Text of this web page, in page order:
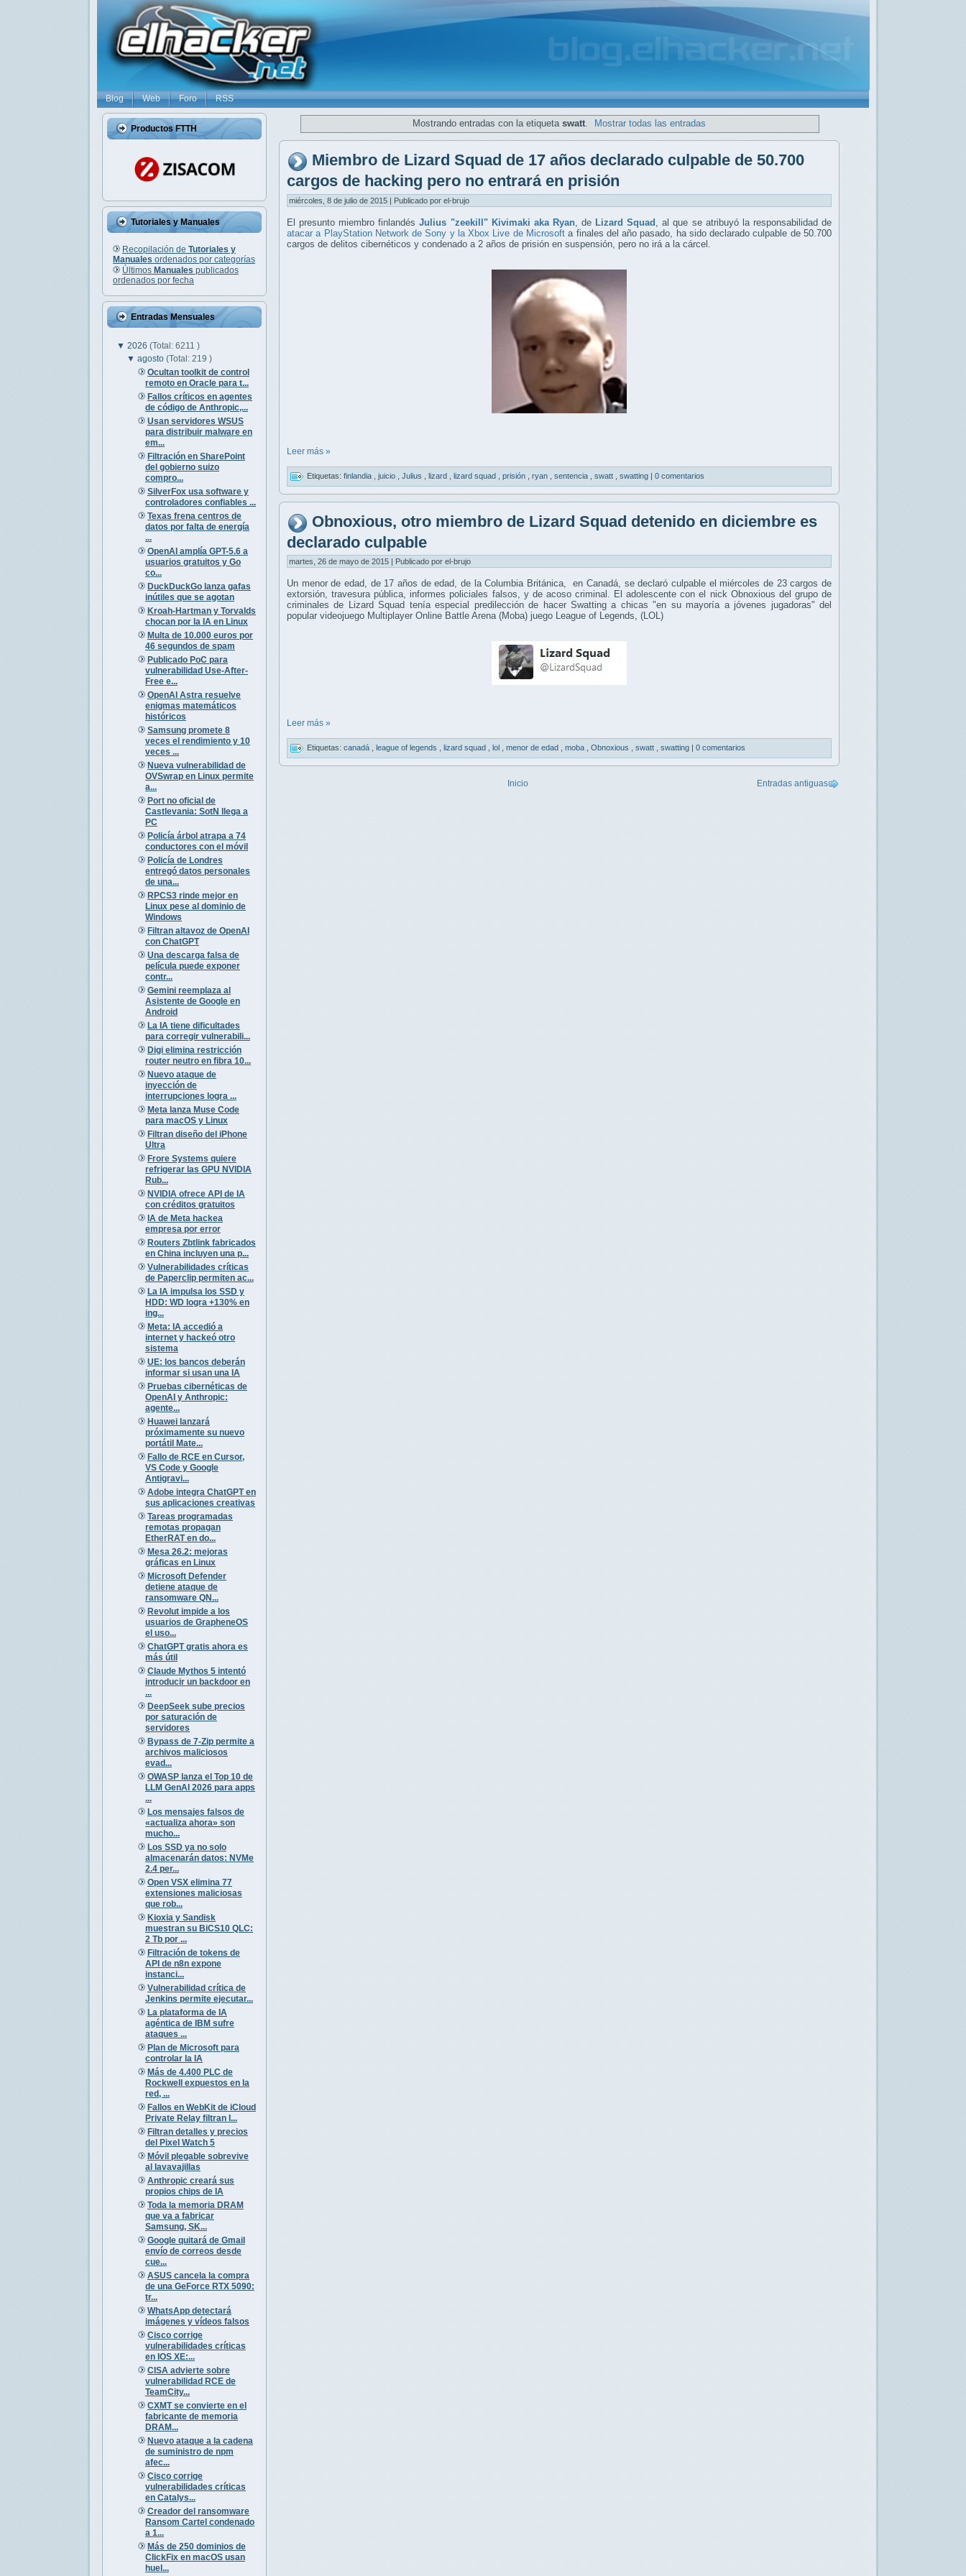
Blog Web Foro RSS
Productos FTTH
Tutoriales y Manuales
Recopilación de Tutoriales y
Manuales ordenados por categorías
Últimos Manuales publicados
ordenados por fecha
Entradas Mensuales
▼ 2026 (Total: 6211 )
▼agosto(Total: 219 )
Ocultan toolkit de control
remoto en Oracle para t...
Fallos críticos en agentes
de código de Anthropic,...
Usan servidores WSUS
para distribuir malware en
em...
Filtración en SharePoint
del gobierno suizo
compro...
SilverFox usa software y
controladores confiables ...
Texas frena centros de
datos por falta de energía
...
OpenAI amplía GPT-5.6 a
usuarios gratuitos y Go
co...
DuckDuckGo lanza gafas
inútiles que se agotan
Kroah-Hartman y Torvalds
chocan por la IA en Linux
Multa de 10.000 euros por
46 segundos de spam
Publicado PoC para
vulnerabilidad Use-After-
Free e...
OpenAI Astra resuelve
enigmas matemáticos
históricos
Samsung promete 8
veces el rendimiento y 10
veces ...
Nueva vulnerabilidad de
OVSwrap en Linux permite
a...
Port no oficial de
Castlevania: SotN llega a
PC
Policía árbol atrapa a 74
conductores con el móvil
Policía de Londres
entregó datos personales
de una...
RPCS3 rinde mejor en
Linux pese al dominio de
Windows
Filtran altavoz de OpenAI
con ChatGPT
Una descarga falsa de
película puede exponer
contr...
Gemini reemplaza al
Asistente de Google en
Android
La IA tiene dificultades
para corregir vulnerabili...
Digi elimina restricción
router neutro en fibra 10...
Nuevo ataque de
inyección de
interrupciones logra ...
Meta lanza Muse Code
para macOS y Linux
Filtran diseño del iPhone
Ultra
Frore Systems quiere
refrigerar las GPU NVIDIA
Rub...
NVIDIA ofrece API de IA
con créditos gratuitos
IA de Meta hackea
empresa por error
Routers Zbtlink fabricados
en China incluyen una p...
Vulnerabilidades críticas
de Paperclip permiten ac...
La IA impulsa los SSD y
HDD: WD logra +130% en
ing...
Meta: IA accedió a
internet y hackeó otro
sistema
UE: los bancos deberán
informar si usan una IA
Pruebas cibernéticas de
OpenAI y Anthropic:
agente...
Huawei lanzará
próximamente su nuevo
portátil Mate...
Fallo de RCE en Cursor,
VS Code y Google
Antigravi...
Adobe integra ChatGPT en
sus aplicaciones creativas
Tareas programadas
remotas propagan
EtherRAT en do...
Mesa 26.2: mejoras
gráficas en Linux
Microsoft Defender
detiene ataque de
ransomware QN...
Revolut impide a los
usuarios de GrapheneOS
el uso...
ChatGPT gratis ahora es
más útil
Claude Mythos 5 intentó
introducir un backdoor en
...
DeepSeek sube precios
por saturación de
servidores
Bypass de 7-Zip permite a
archivos maliciosos
evad...
OWASP lanza el Top 10 de
LLM GenAI 2026 para apps
...
Los mensajes falsos de
«actualiza ahora» son
mucho...
Los SSD ya no solo
almacenarán datos: NVMe
2.4 per...
Open VSX elimina 77
extensiones maliciosas
que rob...
Kioxia y Sandisk
muestran su BiCS10 QLC:
2 Tb por ...
Filtración de tokens de
API de n8n expone
instanci...
Vulnerabilidad crítica de
Jenkins permite ejecutar...
La plataforma de IA
agéntica de IBM sufre
ataques ...
Plan de Microsoft para
controlar la IA
Más de 4.400 PLC de
Rockwell expuestos en la
red, ...
Fallos en WebKit de iCloud
Private Relay filtran I...
Filtran detalles y precios
del Pixel Watch 5
Móvil plegable sobrevive
al lavavajillas
Anthropic creará sus
propios chips de IA
Toda la memoria DRAM
que va a fabricar
Samsung, SK...
Google quitará de Gmail
envío de correos desde
cue...
ASUS cancela la compra
de una GeForce RTX 5090:
tr...
WhatsApp detectará
imágenes y vídeos falsos
Cisco corrige
vulnerabilidades críticas
en IOS XE:...
CISA advierte sobre
vulnerabilidad RCE de
TeamCity...
CXMT se convierte en el
fabricante de memoria
DRAM...
Nuevo ataque a la cadena
de suministro de npm
afec...
Cisco corrige
vulnerabilidades críticas
en Catalys...
Creador del ransomware
Ransom Cartel condenado
a 1...
Más de 250 dominios de
ClickFix en macOS usan
huel...
Mostrando entradas con la etiqueta swatt. Mostrar todas las entradas
Miembro de Lizard Squad de 17 años declarado culpable de 50.700
cargos de hacking pero no entrará en prisión
miércoles, 8 de julio de 2015 | Publicado por el-brujo
El presunto miembro finlandésJulius "zeekill" Kivimaki aka Ryan, de Lizard Squad , al que se atribuyó la responsabilidad de
atacar a PlayStation Network de Sony y la Xbox Live de Microsoft a finales del año pasado, ha sido declarado culpable de 50.700
cargos de delitos cibernéticos y condenado a 2 años de prisión en suspensión, pero no irá a la cárcel.
Leer más »
Etiquetas: finlandia juicio Julius lizard lizard squad prisión ryan sentencia swatt swatting | 0 comentarios
Obnoxious, otro miembro de Lizard Squad detenido en diciembre es
declarado culpable
martes, 26 de mayo de 2015 | Publicado por el-brujo
Un menor de edad, de 17 años de edad, de la Columbia Británica, en Canadá, se declaró culpable el miércoles de 23 cargos de
extorsión, travesura pública, informes policiales falsos, y de acoso criminal. El adolescente con el nick Obnoxious del grupo de
criminales de Lizard Squad tenía especial predilección de hacer Swatting a chicas "en su mayoría a jóvenes jugadoras" del
popular videojuego Multiplayer Online Battle Arena (Moba) juego League of Legends, (LOL)
Leer más »
Etiquetas: canadá league of legends lizard squad lol menor de edad moba Obnoxious swatt swatting 0 comentarios
Entradas antiguas
Inicio